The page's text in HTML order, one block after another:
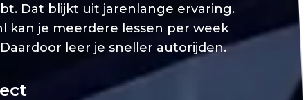
Dat blijkt uit jarenlange ervaring.
kan je meerdere lessen per week
leer je sneller autorijden.